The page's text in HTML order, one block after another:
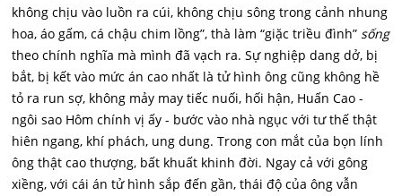
không chịu vào luồn ra cúi, không chịu sông trong cảnh nhung
hoa, áo gấm, cá chậu chim lồng”, thà làm “giặc triều đình” sống
theo chính nghĩa mà mình đã vạch ra. Sự nghiệp dang dở, bị
bắt, bị kết vào mức án cao nhất là tử hình ông cũng không hề
tỏ ra run sợ, không mảy may tiếc nuối, hối hận, Huấn Cao -
ngôi sao Hôm chính vị ấy - bước vào nhà ngục với tư thế thật
hiên ngang, khí phách, ung dung. Trong con mắt của bọn lính
ông thật cao thượng, bất khuất khinh đời. Ngay cả với gông
xiềng, với cái án tử hình sắp đến gần, thái độ của ông vẫn